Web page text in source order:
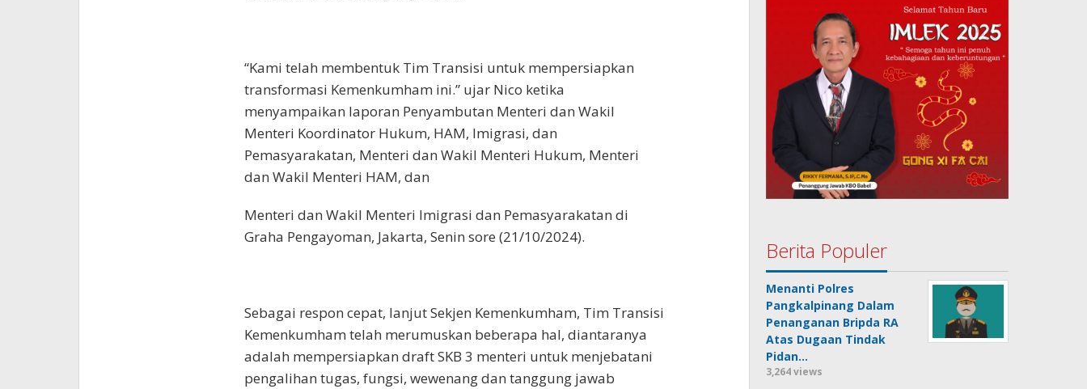
“Kami telah membentuk Tim Transisi untuk mempersiapkan
transformasi Kemenkumham ini.” ujar Nico ketika
menyampaikan laporan Penyambutan Menteri dan Wakil
Menteri Koordinator Hukum, HAM, Imigrasi, dan
Pemasyarakatan, Menteri dan Wakil Menteri Hukum, Menteri
dan Wakil Menteri HAM, dan
Menteri dan Wakil Menteri Imigrasi dan Pemasyarakatan di
Graha Pengayoman, Jakarta, Senin sore (21/10/2024).
Sebagai respon cepat, lanjut Sekjen Kemenkumham, Tim Transisi
Kemenkumham telah merumuskan beberapa hal, diantaranya
adalah mempersiapkan draft SKB 3 menteri untuk menjebatani
pengalihan tugas, fungsi, wewenang dan tanggung jawab
Berita Populer
Menanti Polres
Pangkalpinang Dalam
Penanganan Bripda RA
Atas Dugaan Tindak
Pidan…
3,264 views